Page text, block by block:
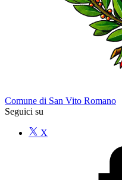
Comune di San Vito Romano
Seguici su
X